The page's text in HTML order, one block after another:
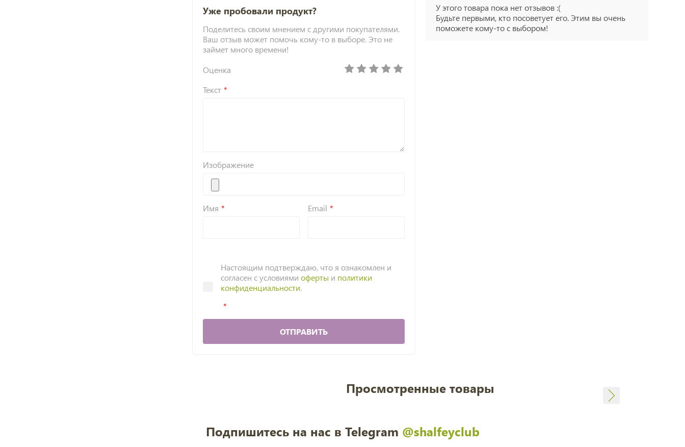
Уже пробовали продукт?
Поделитесь своим мнением с другими покупателями.
Ваш отзыв может помочь кому-то в выборе. Это не
займет много времени!
Оценка
Текст
Изображение
Имя Email
Настоящим подтверждаю, что я ознакомлен и
согласен с условиями оферты и политики
конфиденциальности.
ОТПРАВИТЬ
У этого товара пока нет отзывов :(
Будьте первыми, кто посоветует его. Этим вы очень
поможете кому-то с выбором!
Просмотренные товары
Подпишитесь на нас в Telegram @shalfeyclub